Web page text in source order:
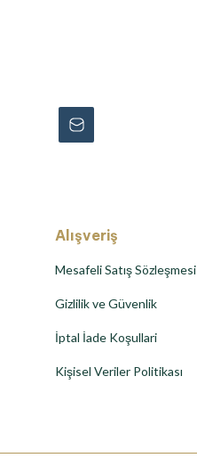
Alışveriş
Mesafeli Satış Sözleşmesi
Gizlilik ve Güvenlik
İptal İade Koşullari
Kişisel Veriler Politikası